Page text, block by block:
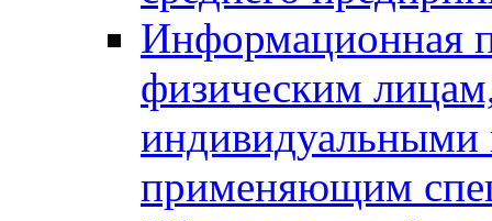
Информационная
физическим
индивидуальными
применяющим